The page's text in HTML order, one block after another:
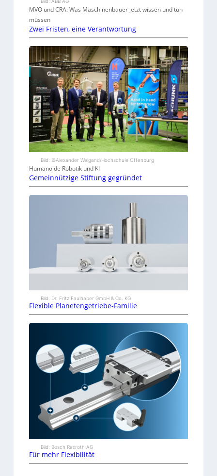
MVO und CRA: Was Maschinenbauer jetzt wissen und tun
müssen
Zwei Fristen, eine Verantwortung
Bild: ©Alexander Weigand/Hochschule Offenburg
Humanoide Robotik und KI
Gemeinnützige Stiftung gegründet
Bild: Dr. Fritz Faulhaber GmbH & Co. KG
Flexible Planetengetriebe-Familie
Bild: Bosch Rexroth AG
Für mehr Flexibilität